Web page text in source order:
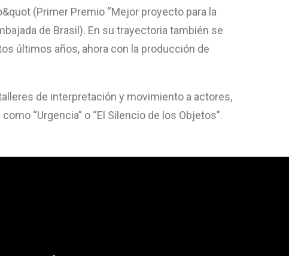
(Primer Premio “Mejor proyecto para la
de Brasil). En su trayectoria también se
últimos años, ahora con la producción de
de interpretación y movimiento a actores,
“Urgencia” o “El Silencio de los Objetos”.